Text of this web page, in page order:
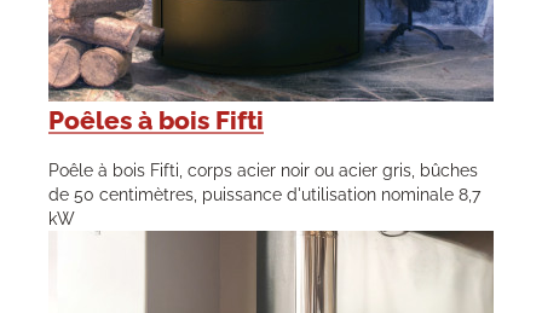
Poêles à bois Fifti
Poêle à bois Fifti, corps acier noir ou acier gris, bûches
de 50 centimètres, puissance d'utilisation nominale 8,7
kW